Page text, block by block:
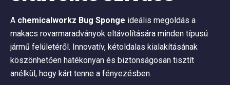
A chemicalworkz Bug Sponge ideális megoldás a
makacs rovarmaradványok eltávolítására minden típusú
jármű felületéről. Innovatív, kétoldalas kialakításának
köszönhetően hatékonyan és biztonságosan tisztít
anélkül, hogy kárt tenne a fényezésben.